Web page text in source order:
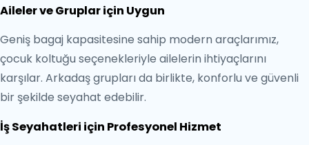
Aileler ve Gruplar için Uygun
Geniş bagaj kapasitesine sahip modern araçlarımız,
çocuk koltuğu seçenekleriyle ailelerin ihtiyaçlarını
karşılar. Arkadaş grupları da birlikte, konforlu ve güvenli
bir şekilde seyahat edebilir.
İş Seyahatleri için Profesyonel Hizmet